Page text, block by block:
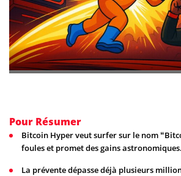
Pour Résumer
Bitcoin Hyper veut surfer sur le nom
foules et promet des gains astronomiques.
La prévente dépasse déjà plusieurs